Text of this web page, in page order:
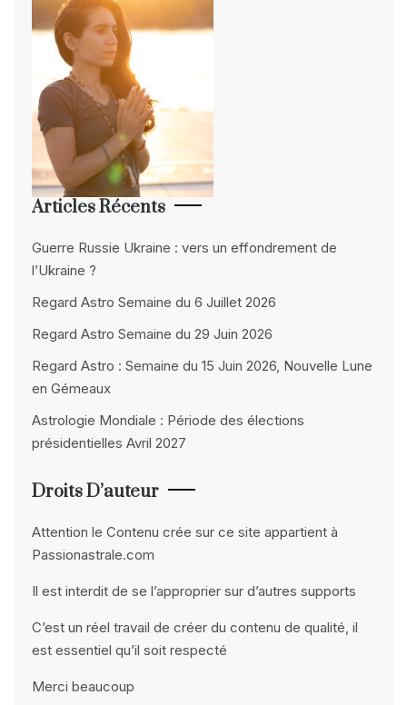
Articles Récents
Guerre Russie Ukraine : vers un effondrement de
l’Ukraine ?
Regard Astro Semaine du 6 Juillet 2026
Regard Astro Semaine du 29 Juin 2026
Regard Astro : Semaine du 15 Juin 2026, Nouvelle Lune
en Gémeaux
Astrologie Mondiale : Période des élections
présidentielles Avril 2027
Droits D’auteur
Attention le Contenu crée sur ce site appartient à
Passionastrale.com
Il est interdit de se l’approprier sur d’autres supports
C’est un réel travail de créer du contenu de qualité, il
est essentiel qu’il soit respecté
Merci beaucoup